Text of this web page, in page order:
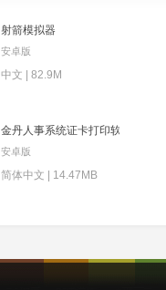
射箭模拟器
安卓版
中文 | 82.9M
金丹人事系统证卡打印软件
安卓版
简体中文 | 14.47MB